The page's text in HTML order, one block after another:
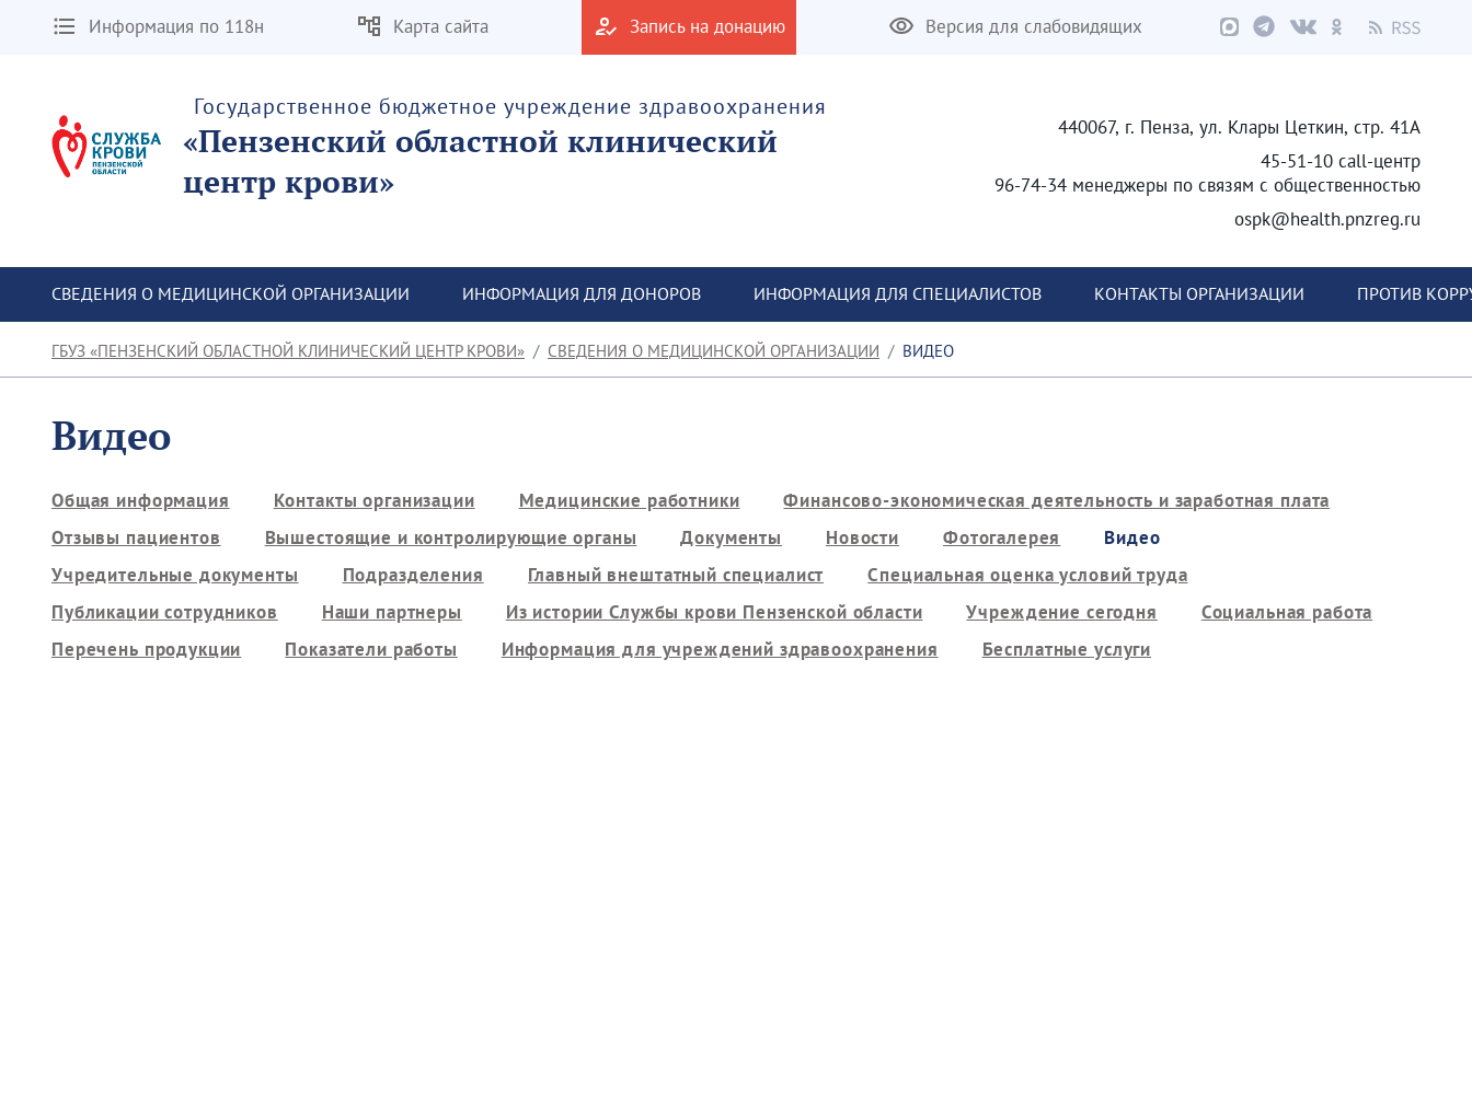
Информация по 118н Карта сайта Запись на донацию Версия для слабовидящих
Государственное бюджетное учреждение здравоохранения
«Пензенский областной клинический
центр крови»
440067, г. Пенза, ул. Клары Цеткин, стр. 41А
45-51-10 call-центр
96-74-34 менеджеры по связям с общественностью
ospk@health.pnzreg.ru
СВЕДЕНИЯ О МЕДИЦИНСКОЙ ОРГАНИЗАЦИИ ИНФОРМАЦИЯ ДЛЯ ДОНОРОВ ИНФОРМАЦИЯ ДЛЯ СПЕЦИАЛИСТОВ КОНТАКТЫ ОРГАНИЗАЦИИ ПРОТИВ
ГБУЗ «ПЕНЗЕНСКИЙ ОБЛАСТНОЙ КЛИНИЧЕСКИЙ ЦЕНТР КРОВИ» СВЕДЕНИЯ О МЕДИЦИНСКОЙ ОРГАНИЗАЦИИ ВИДЕО
Видео
Общая информация Контакты организации Медицинские работники
Финансово-экономическая деятельность и заработная плата
Отзывы пациентов
Вышестоящие и контролирующие органы Документы Новости Фотогалерея
Видео
Учредительные документы
Подразделения Главный внештатный специалист
Специальная оценка условий труда
Публикации сотрудников
Наши партнеры Из истории Службы крови Пензенской области Учреждение сегодня
Социальная работа
Перечень продукции
Показатели работы Информация для учреждений здравоохранения Бесплатные услуги